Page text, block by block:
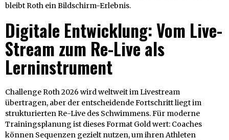
bleibt Roth ein Bildschirm-Erlebnis.
Digitale Entwicklung: Vom Live-
Stream zum Re-Live als
Lerninstrument
Challenge Roth 2026 wird weltweit im Livestream
übertragen, aber der entscheidende Fortschritt liegt im
strukturierten Re-Live des Schwimmens. Für moderne
Trainingsplanung ist dieses Format Gold wert: Coaches
können Sequenzen gezielt nutzen, um ihren Athleten